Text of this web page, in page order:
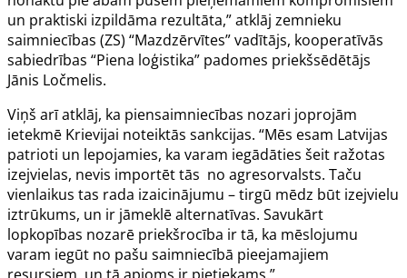
un praktiski izpildāma rezultāta,” atklāj zemnieku
saimniecības (ZS) “Mazdzērvītes” vadītājs, kooperatīvās
sabiedrības “Piena loģistika” padomes priekšsēdētājs
Jānis Ločmelis.
Viņš arī atklāj, ka piensaimniecības nozari joprojām
ietekmē Krievijai noteiktās sankcijas. “Mēs esam Latvijas
patrioti un lepojamies, ka varam iegādāties šeit ražotas
izejvielas, nevis importēt tās no agresorvalsts. Taču
vienlaikus tas rada izaicinājumu – tirgū mēdz būt izejvielu
iztrūkums, un ir jāmeklē alternatīvas. Savukārt
lopkopības nozarē priekšrocība ir tā, ka mēslojumu
varam iegūt no pašu saimniecībā pieejamajiem